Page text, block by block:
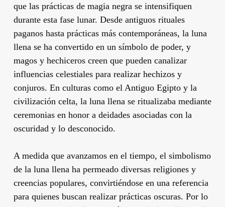
que las prácticas de magia negra se intensifiquen
durante esta fase lunar. Desde antiguos rituales
paganos hasta prácticas más contemporáneas, la luna
llena se ha convertido en un símbolo de poder, y
magos y hechiceros creen que pueden canalizar
influencias celestiales para realizar hechizos y
conjuros. En culturas como el Antiguo Egipto y la
civilización celta, la luna llena se ritualizaba mediante
ceremonias en honor a deidades asociadas con la
oscuridad y lo desconocido.
A medida que avanzamos en el tiempo, el simbolismo
de la luna llena ha permeado diversas religiones y
creencias populares, convirtiéndose en una referencia
para quienes buscan realizar prácticas oscuras. Por lo